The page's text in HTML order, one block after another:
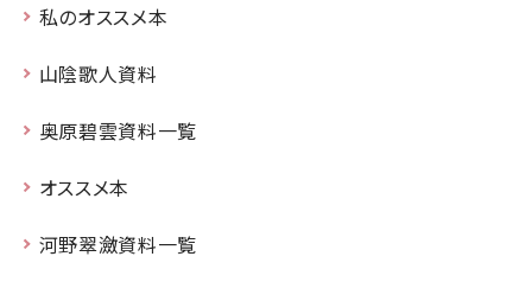
私のオススメ本
山陰歌人資料
奥原碧雲資料一覧
オススメ本
河野翠瀲資料一覧